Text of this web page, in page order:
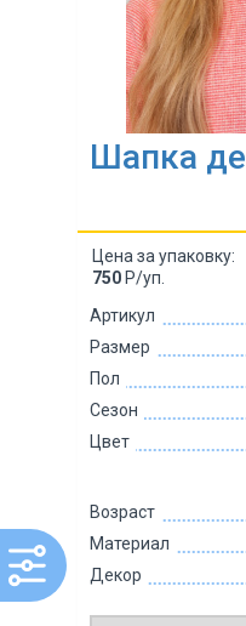
Шапка
Артикул
Размер
Пол
Сезон
Цвет
Возраст
Материал
Декор
Цена за упаковку:
750 Р/уп.